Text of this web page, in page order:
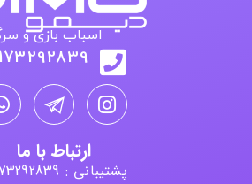
اسباب بازی و
ارتباط با ما
پشتیبانی : 09173292839